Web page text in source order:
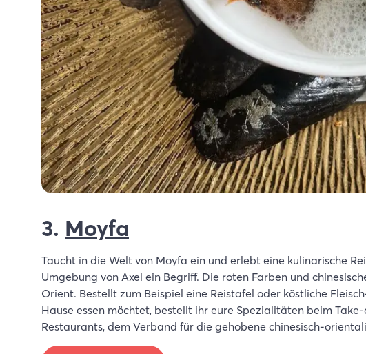
3. Moyfa
Taucht in die Welt von Moyfa ein und erlebt eine kulinarische
Umgebung von Axel ein Begriff. Die roten Farben und
Orient. Bestellt zum Beispiel eine Reistafel oder köstliche
Hause essen möchtet, bestellt ihr eure Spezialitäten beim
Restaurants, dem Verband für die gehobene chinesisch-